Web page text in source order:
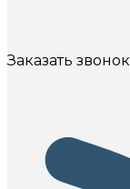
Заказать звонок